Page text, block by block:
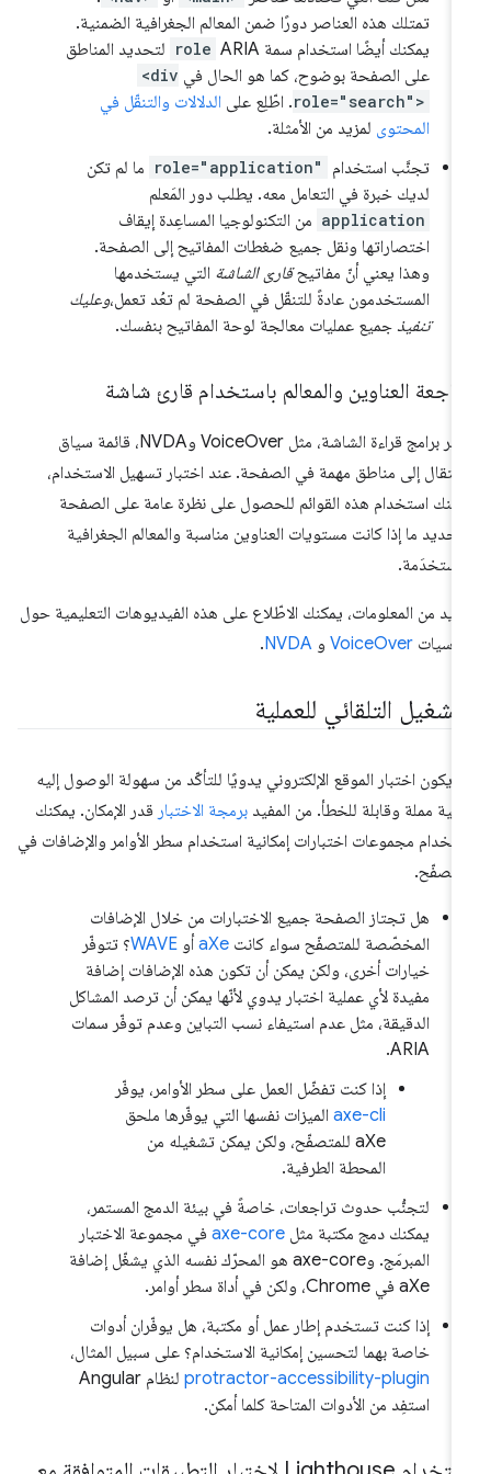
تمتلك هذه العناصر دورًا ضمن المعالم الجغرافية الضمنية.
يمكنك أيضًا استخدام سمة ARIA
role لتحديد المناطق
على الصفحة بوضوح، كما هو الحال في <div
role="search">. اطّلِع علىالدلالات والتنقّل في
المحتوىلمزيد من الأمثلة.
تجنَّب استخدام role="application" ما لم تكن
لديك خبرة في التعامل معه. يطلب دور المَعلم
application من التكنولوجيا المساعِدة إيقاف
اختصاراتها ونقل جميع ضغطات المفاتيح إلى الصفحة.
وهذا يعني أنّ مفاتيحقارئ الشاشةالتي يستخدمها
المستخدمون عادةً للتنقّل في الصفحة لم تعُد تعمل،وعليك
تنفيذجميع عمليات معالجة لوحة المفاتيح بنفسك.
العناوين والمعالم باستخدام قارئ شاشة
توفّر برامج قراءة الشاشة، مثل VoiceOver وNVDA، قائمة سياق
إلى مناطق مهمة في الصفحة. عند اختبار تسهيل الاستخدام،
استخدام هذه القوائم للحصول على نظرة عامة على الصفحة
ما إذا كانت مستويات العناوين مناسبة والمعالم الجغرافية
من المعلومات، يمكنك الاطّلاع على هذه الفيديوهات التعليمية حول
VoiceOverوNVDA
.
التلقائي للعملية
يكون اختبار الموقع الإلكتروني يدويًا للتأكّد من سهولة الوصول إليه
مملة وقابلة للخطأ. من المفيدبرمجة الاختبارقدر الإمكان. يمكنك
مجموعات اختبارات إمكانية استخدام سطر الأوامر والإضافات في
هل تجتاز الصفحة جميع الاختبارات من خلال الإضافات
المخصّصة للمتصفّح سواء كانتaXeأوWAVE؟ تتوفّر
خيارات أخرى، ولكن يمكن أن تكون هذه الإضافات إضافة
مفيدة لأي عملية اختبار يدوي لأنّها يمكن أن ترصد المشاكل
الدقيقة، مثل عدم استيفاء نسب التباين وعدم توفّر سمات
ARIA.
إذا كنت تفضّل العمل على سطر الأوامر، يوفّر
axe-cliالميزات نفسها التي يوفّرها ملحق
aXe للمتصفّح، ولكن يمكن تشغيله من
المحطة الطرفية.
لتجنُّب حدوث تراجعات، خاصةً في بيئة الدمج المستمر،
يمكنك دمج مكتبة مثلaxe-coreفي مجموعة الاختبار
المبرمَج. وaxe-core هو المحرّك نفسه الذي يشغّل إضافة
aXe في Chrome، ولكن في أداة سطر أوامر.
إذا كنت تستخدم إطار عمل أو مكتبة، هل يوفّران أدوات
خاصة بهما لتحسين إمكانية الاستخدام؟ على سبيل المثال،
protractor-accessibility-plugin
لنظام Angular
استفِد من الأدوات المتاحة كلما أمكن.